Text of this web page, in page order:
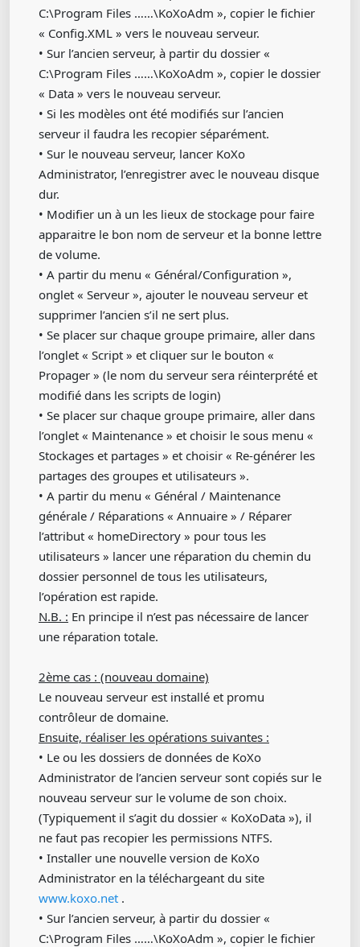
C:\Program Files ……\KoXoAdm », copier le fichier
« Config.XML » vers le nouveau serveur.
• Sur l’ancien serveur, à partir du dossier «
C:\Program Files ……\KoXoAdm », copier le dossier
« Data » vers le nouveau serveur.
• Si les modèles ont été modifiés sur l’ancien
serveur il faudra les recopier séparément.
• Sur le nouveau serveur, lancer KoXo
Administrator, l’enregistrer avec le nouveau disque
dur.
• Modifier un à un les lieux de stockage pour faire
apparaitre le bon nom de serveur et la bonne lettre
de volume.
• A partir du menu « Général/Configuration »,
onglet « Serveur », ajouter le nouveau serveur et
supprimer l’ancien s’il ne sert plus.
• Se placer sur chaque groupe primaire, aller dans
l’onglet « Script » et cliquer sur le bouton «
Propager » (le nom du serveur sera réinterprété et
modifié dans les scripts de login)
• Se placer sur chaque groupe primaire, aller dans
l’onglet « Maintenance » et choisir le sous menu «
Stockages et partages » et choisir « Re-générer les
partages des groupes et utilisateurs ».
• A partir du menu « Général / Maintenance
générale / Réparations « Annuaire » / Réparer
l’attribut « homeDirectory » pour tous les
utilisateurs » lancer une réparation du chemin du
dossier personnel de tous les utilisateurs,
l’opération est rapide.
N.B. : En principe il n’est pas nécessaire de lancer
une réparation totale.
2ème cas : (nouveau domaine)
Le nouveau serveur est installé et promu
contrôleur de domaine.
Ensuite, réaliser les opérations suivantes :
• Le ou les dossiers de données de KoXo
Administrator de l’ancien serveur sont copiés sur le
nouveau serveur sur le volume de son choix.
(Typiquement il s’agit du dossier « KoXoData »), il
ne faut pas recopier les permissions NTFS.
• Installer une nouvelle version de KoXo
Administrator en la téléchargeant du site
www.koxo.net .
• Sur l’ancien serveur, à partir du dossier «
C:\Program Files ……\KoXoAdm », copier le fichier